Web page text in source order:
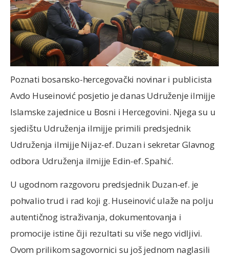
Poznati bosansko-hercegovački novinar i publicista
Avdo Huseinović posjetio je danas Udruženje ilmijje
Islamske zajednice u Bosni i Hercegovini. Njega su u
sjedištu Udruženja ilmijje primili predsjednik
Udruženja ilmijje Nijaz-ef. Duzan i sekretar Glavnog
odbora Udruženja ilmijje Edin-ef. Spahić.
U ugodnom razgovoru predsjednik Duzan-ef. je
pohvalio trud i rad koji g. Huseinović ulaže na polju
autentičnog istraživanja, dokumentovanja i
promocije istine čiji rezultati su više nego vidljivi.
Ovom prilikom sagovornici su još jednom naglasili